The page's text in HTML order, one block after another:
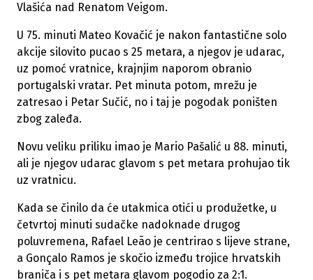
Vlašića nad Renatom Veigom.
U 75. minuti Mateo Kovačić je nakon fantastične solo
akcije silovito pucao s 25 metara, a njegov je udarac,
uz pomoć vratnice, krajnjim naporom obranio
portugalski vratar. Pet minuta potom, mrežu je
zatresao i Petar Sučić, no i taj je pogodak poništen
zbog zaleđa.
Novu veliku priliku imao je Mario Pašalić u 88. minuti,
ali je njegov udarac glavom s pet metara prohujao tik
uz vratnicu.
Kada se činilo da će utakmica otići u produžetke, u
četvrtoj minuti sudačke nadoknade drugog
poluvremena, Rafael Leão je centrirao s lijeve strane,
a Gonçalo Ramos je skočio između trojice hrvatskih
braniča i s pet metara glavom pogodio za 2:1.